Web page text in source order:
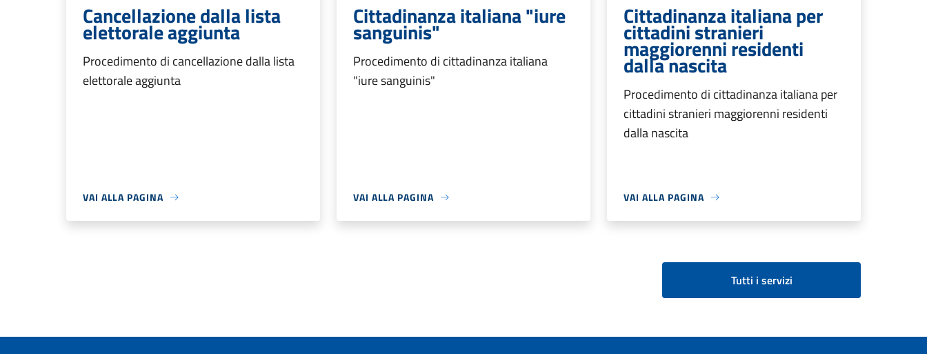
Cancellazione dalla lista
elettorale aggiunta
Procedimento di cancellazione dalla lista
elettorale aggiunta
VAI ALLA PAGINA
Cittadinanza italiana "iure
sanguinis"
Procedimento di cittadinanza italiana
"iure sanguinis"
VAI ALLA PAGINA
Cittadinanza italiana per
cittadini stranieri
maggiorenni residenti
dalla nascita
Procedimento di cittadinanza italiana per
cittadini stranieri maggiorenni residenti
dalla nascita
VAI ALLA PAGINA
Tutti i servizi